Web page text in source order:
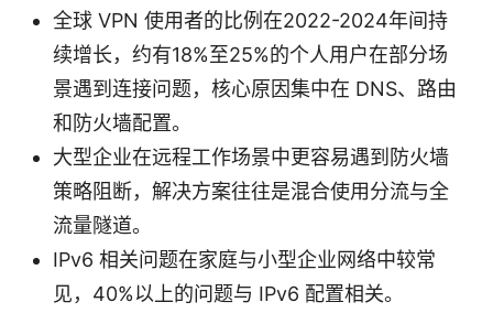
全球 VPN 使用者的比例在2022-2024年间持
续增长，约有18%至25%的个人用户在部分场
景遇到连接问题，核心原因集中在 DNS、路由
和防火墙配置。
大型企业在远程工作场景中更容易遇到防火墙
策略阻断，解决方案往往是混合使用分流与全
流量隧道。
IPv6 相关问题在家庭与小型企业网络中较常
见，40%以上的问题与 IPv6 配置相关。